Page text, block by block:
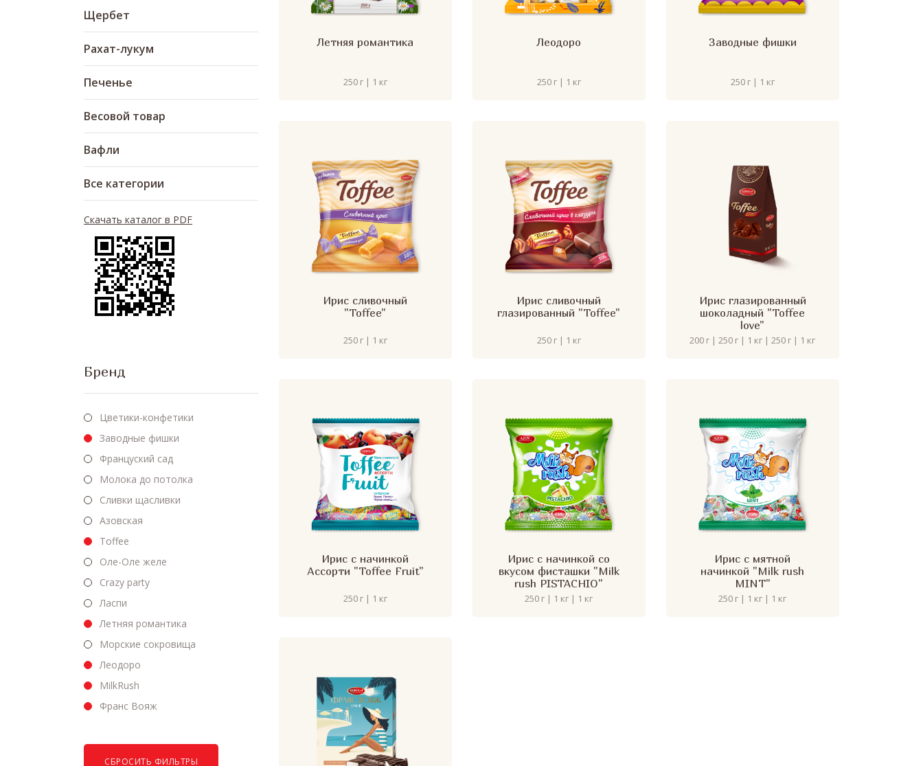
Щербет
Рахат-лукум
Печенье
Весовой товар
Вафли
Все категории
Скачать каталог в PDF
Бренд
Цветики-конфетики
Заводные фишки
Француский сад
Молока до потолка
Сливки щасливки
Азовская
Toffee
Оле-Оле желе
Crazy party
Ласпи
Летняя романтика
Морские сокровища
Леодоро
MilkRush
Франс Вояж
СБРОСИТЬ ФИЛЬТРЫ
Летняя романтика
250 г | 1 кг
Леодоро
250 г | 1 кг
Заводные фишки
250 г | 1 кг
Ирис сливочный
"Toffee"
250 г | 1 кг
Ирис сливочный
глазированный "Toffee"
250 г | 1 кг
Ирис глазированный
шоколадный "Toffee
love"
200 г | 250 г | 1 кг | 250 г | 1 кг
Ирис с начинкой
Ассорти "Toffee Fruit"
250 г | 1 кг
Ирис с начинкой со
вкусом фисташки "Milk
rush PISTACHIO"
250 г | 1 кг | 1 кг
Ирис с мятной
начинкой "Milk rush
MINT"
250 г | 1 кг | 1 кг